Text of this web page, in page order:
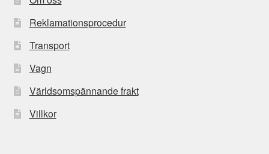
Reklamationsprocedur
Transport
Vagn
Världsomspännande frakt
Villkor